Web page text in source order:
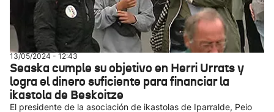
13/05/2024 - 12:43
Seaska cumple su objetivo en Herri Urrats y
logra el dinero suficiente para financiar la
ikastola de Beskoitze
El presidente de la asociación de ikastolas de Iparralde, Peio